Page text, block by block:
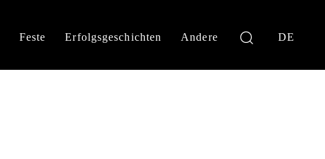
Feste Erfolgsgeschichten Andere DE